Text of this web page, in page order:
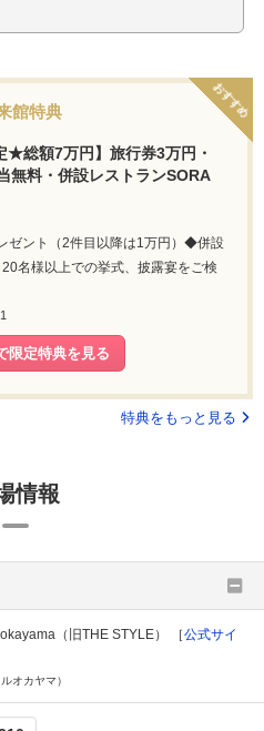
おすすめ
館特典
★総額7万円】旅行券3万円・
無料・併設レストランSORA
ゼント（2件目以降は1万円）◆併設
名様以上での挙式、披露宴をご検
限定特典を見る
特典をもっと見る
情報
（旧THE STYLE） ［公式サイ
オカヤマ）